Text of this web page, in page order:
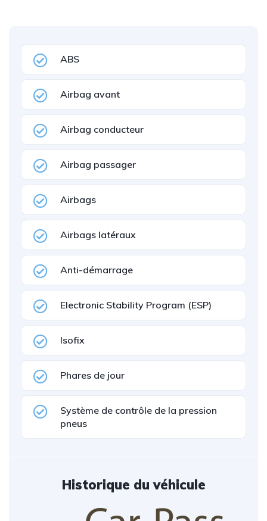
ABS
Airbag avant
Airbag conducteur
Airbag passager
Airbags
Airbags latéraux
Anti-démarrage
Electronic Stability Program (ESP)
Isofix
Phares de jour
Système de contrôle de la pression
pneus
Historique du véhicule